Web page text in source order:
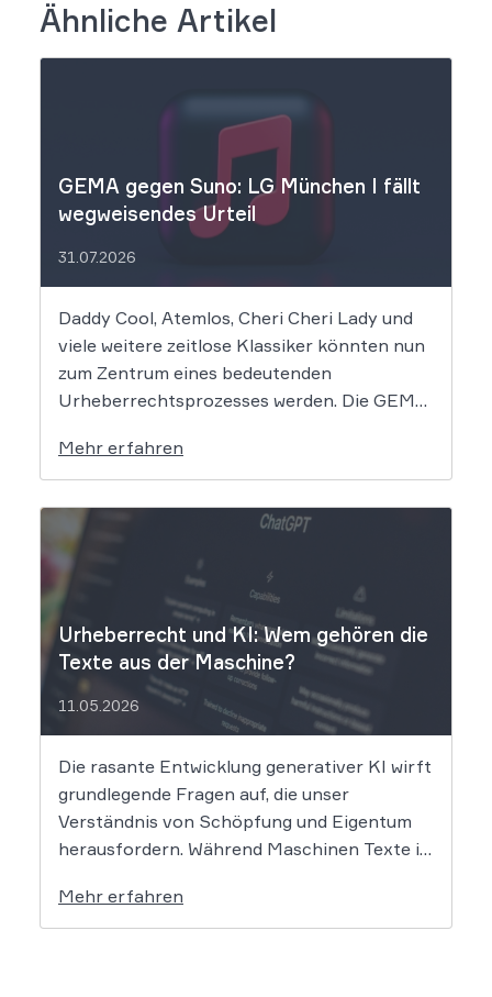
Ähnliche Artikel
GEMA gegen Suno: LG München I fällt
wegweisendes Urteil
31.07.2026
Daddy Cool, Atemlos, Cheri Cheri Lady und
viele weitere zeitlose Klassiker könnten nun
zum Zentrum eines bedeutenden
Urheberrechtsprozesses werden. Die GEMA
will die Rechte ihrer Mitglieder verteidigen.
Dem Unternehmen hinter der populären KI-
Musik-App werden massive
Urheberrechtsverletzungen vorgeworfen.
Die entscheidende Frage lautet: Durfte Suno
[…]
Mehr erfahren
Urheberrecht und KI: Wem gehören die
Texte aus der Maschine?
11.05.2026
Die rasante Entwicklung generativer KI wirft
grundlegende Fragen auf, die unser
Verständnis von Schöpfung und Eigentum
herausfordern. Während Maschinen Texte in
Rechtswissenschaft um die Antwort, ob und
wie diese Werke geschützt sind: Ein Problem,
Mehr erfahren